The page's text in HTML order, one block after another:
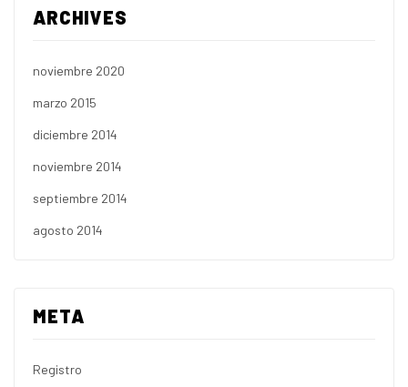
TIENDA
VIDEOS
ARCHIVES
noviembre 2020
marzo 2015
diciembre 2014
noviembre 2014
septiembre 2014
agosto 2014
META
Registro